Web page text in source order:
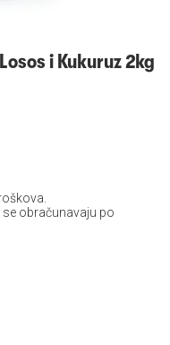
i Kukuruz 2kg
se obračunavaju po